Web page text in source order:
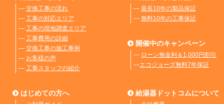
― 交換工事の流れ
― 工事の対応エリア
― 工事の現地調査エリア
― 工事費用の詳細
― 交換工事の施工事例
― お客様の声
― 工事スタッフの紹介
― 最長10年の製品保証
― 無料10年の工事保証
開催中のキャンペーン
― ローン無金利＆1,000円割引
―エコジョーズ無料7年保証
はじめての方へ 給湯器ドットコムについて